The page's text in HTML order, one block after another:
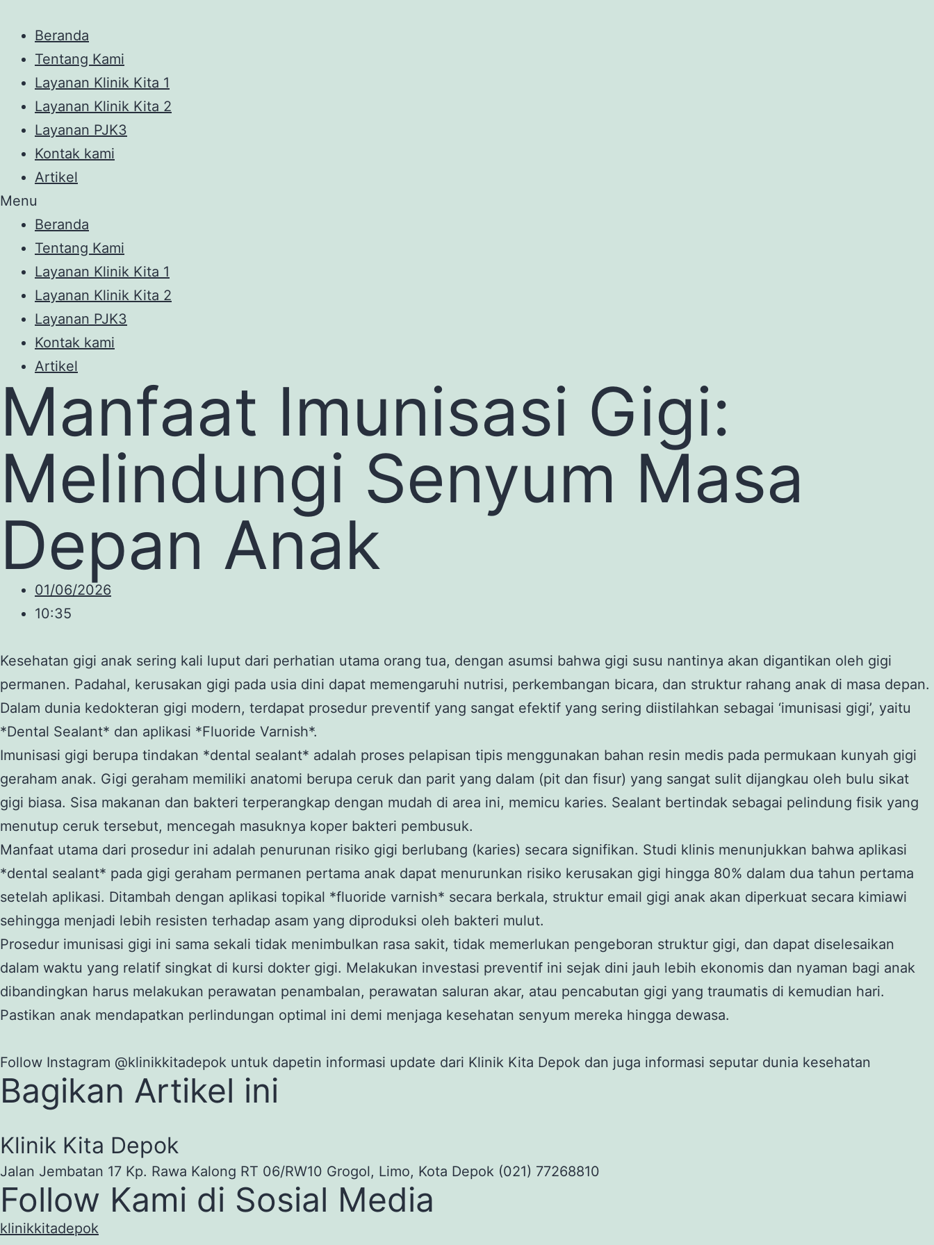
Beranda
Tentang Kami
Layanan Klinik Kita 1
Layanan Klinik Kita 2
Layanan PJK3
Kontak kami
Artikel
Menu
Beranda
Tentang Kami
Layanan Klinik Kita 1
Layanan Klinik Kita 2
Layanan PJK3
Kontak kami
Artikel
Manfaat Imunisasi Gigi:
Melindungi Senyum Masa
Depan Anak
01/06/2026
10:35
Kesehatan gigi anak sering kali luput dari perhatian utama orang tua, dengan asumsi bahwa gigi susu nantinya akan digantikan oleh gigi
permanen. Padahal, kerusakan gigi pada usia dini dapat memengaruhi nutrisi, perkembangan bicara, dan struktur rahang anak di masa depan.
Dalam dunia kedokteran gigi modern, terdapat prosedur preventif yang sangat efektif yang sering diistilahkan sebagai ‘imunisasi gigi’, yaitu
*Dental Sealant* dan aplikasi *Fluoride Varnish*.
Imunisasi gigi berupa tindakan *dental sealant* adalah proses pelapisan tipis menggunakan bahan resin medis pada permukaan kunyah gigi
geraham anak. Gigi geraham memiliki anatomi berupa ceruk dan parit yang dalam (pit dan fisur) yang sangat sulit dijangkau oleh bulu sikat
gigi biasa. Sisa makanan dan bakteri terperangkap dengan mudah di area ini, memicu karies. Sealant bertindak sebagai pelindung fisik yang
menutup ceruk tersebut, mencegah masuknya koper bakteri pembusuk.
Manfaat utama dari prosedur ini adalah penurunan risiko gigi berlubang (karies) secara signifikan. Studi klinis menunjukkan bahwa aplikasi
*dental sealant* pada gigi geraham permanen pertama anak dapat menurunkan risiko kerusakan gigi hingga 80% dalam dua tahun pertama
setelah aplikasi. Ditambah dengan aplikasi topikal *fluoride varnish* secara berkala, struktur email gigi anak akan diperkuat secara kimiawi
sehingga menjadi lebih resisten terhadap asam yang diproduksi oleh bakteri mulut.
Prosedur imunisasi gigi ini sama sekali tidak menimbulkan rasa sakit, tidak memerlukan pengeboran struktur gigi, dan dapat diselesaikan
dalam waktu yang relatif singkat di kursi dokter gigi. Melakukan investasi preventif ini sejak dini jauh lebih ekonomis dan nyaman bagi anak
dibandingkan harus melakukan perawatan penambalan, perawatan saluran akar, atau pencabutan gigi yang traumatis di kemudian hari.
Pastikan anak mendapatkan perlindungan optimal ini demi menjaga kesehatan senyum mereka hingga dewasa.
Follow Instagram @klinikkitadepok untuk dapetin informasi update dari Klinik Kita Depok dan juga informasi seputar dunia kesehatan
Bagikan Artikel ini
Klinik Kita Depok
Jalan Jembatan 17 Kp. Rawa Kalong RT 06/RW10 Grogol, Limo, Kota Depok (021) 77268810
Follow Kami di Sosial Media
klinikkitadepok